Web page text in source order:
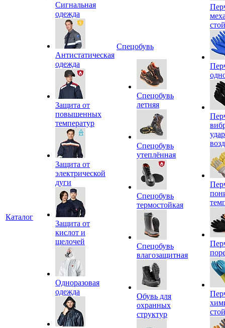
Каталог
Сигнальная
одежда
Антистатическая
одежда
Защита от
повышенных
температур
Защита от
электрической
дуги
Защита от
кислот и
щелочей
Одноразовая
одежда
Спецобувь
Спецобувь
летняя
Спецобувь
утеплённая
Спецобувь
термостойкая
Спецобувь
влагозащитная
Обувь для
охранных
структур